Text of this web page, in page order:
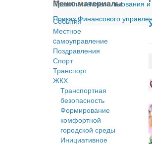
Правила землепользования
Приказ Финансового
Меню материалы
События
Местное
cамоуправление
Поздравления
Спорт
Транспорт
ЖКХ
Транспортная
безопасность
Формирование
комфортной
городской среды
Инициативное